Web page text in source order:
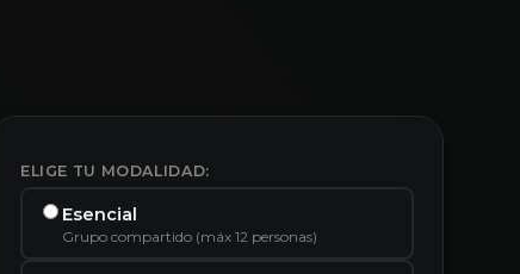
ELIGE TU MODALIDAD:
Esencial
Grupo compartido (máx 12 personas)